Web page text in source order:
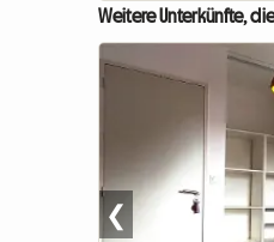
Weitere Unterkünfte,
❮